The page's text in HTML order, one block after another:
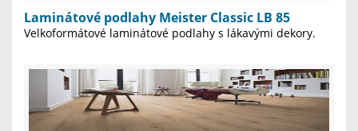
Laminátové podlahy Meister Classic LB 85
Velkoformátové laminátové podlahy s lákavými dekory.